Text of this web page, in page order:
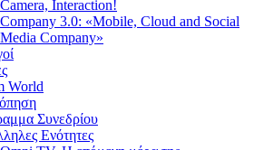
Camera, Interaction!
Company 3.0: «Mobile, Cloud and Social
Media Company»
World
Συνεδρίου
Ενότητες